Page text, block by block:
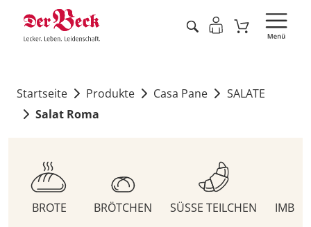
Startseite Produkte Casa Pane
SALATE
Salat Roma
BROTE BRÖTCHEN SÜSSE TEILCHEN